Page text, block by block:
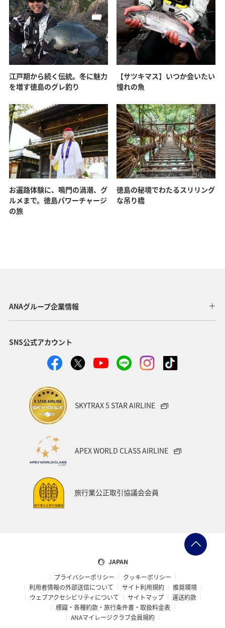
江戸期から続く伝統。冬に魅力
を増す徳島のグレ釣り
【サツキマス】いつか会いたい
憧れの魚
お遍路体験に、鳴門の渦潮、グ
ルメまで。徳島パワーチャージ
の旅
徳島の秘境でわたるスリリング
な吊り橋
ANAグループ企業情報
SNS公式アカウント
SKYTRAX 5 STAR AIRLINE
APEX WORLD CLASS AIRLINE
旅行業公正取引協議会会員
JAPAN
プライバシーポリシー
クッキーポリシー
利用者情報の外部送信について
サイト利用規約
推奨環境
ウェブアクセシビリティについて
サイトマップ
運送約款
標識・各種約款・旅行条件書・取扱料金表
ANAマイレージクラブ会員規約